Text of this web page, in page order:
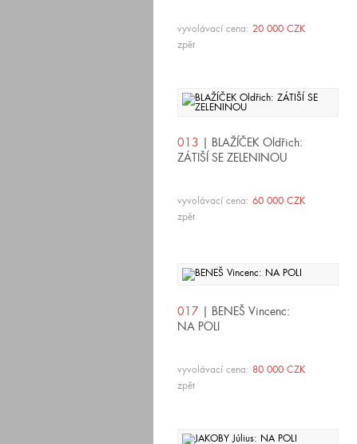
vyvolávací cena: 20 000 CZK
zpět
013 | BLAŽÍČEK Oldřich:
ZÁTIŠÍ SE ZELENINOU
vyvolávací cena: 60 000 CZK
zpět
017 | BENEŠ Vincenc:
NA POLI
vyvolávací cena: 80 000 CZK
zpět